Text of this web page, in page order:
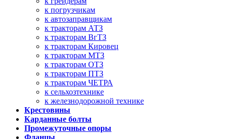
к погрузчикам
к автозаправщикам
к тракторам АТЗ
к тракторам ВгТЗ
к тракторам Кировец
к тракторам МТЗ
к тракторам ОТЗ
к тракторам ПТЗ
к тракторам ЧЕТРА
к сельхозтехнике
к железнодорожной технике
Крестовины
Карданные болты
Промежуточные опоры
Фланцы